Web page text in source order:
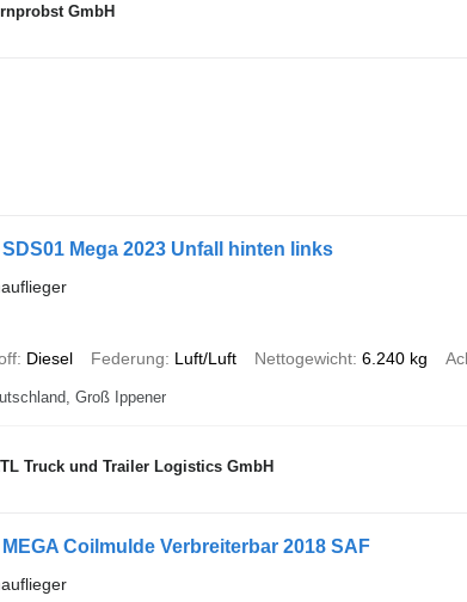
GmbH
SDS01 Mega 2023 Unfall hinten links
Diesel Federung Luft/Luft Nettogewicht 6.240 kg
Groß Ippener
Truck und Trailer Logistics GmbH
MEGA Coilmulde Verbreiterbar 2018 SAF